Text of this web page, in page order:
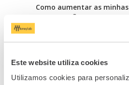
Este website utiliza cookies
Utilizamos cookies para
Como aumentar as minhas
poupanças?
Mercados